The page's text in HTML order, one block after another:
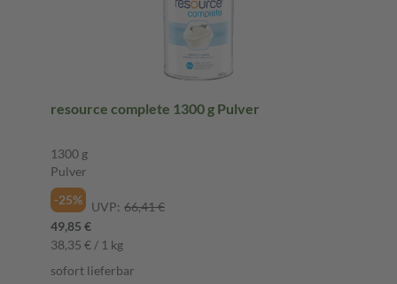
resource complete 1300 g Pulver
1300 g
Pulver
-25%
UVP: 66,41 €
49,85 €
38,35 € / 1 kg
sofort lieferbar